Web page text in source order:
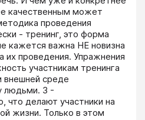
качественным может
проведения
- тренинг, это форма
кажется важна НЕ новизна
их проведения. Упражнения
участникам тренинга
внешней среде
людьми. 3 -
что делают участники на
жизни. Только в этом